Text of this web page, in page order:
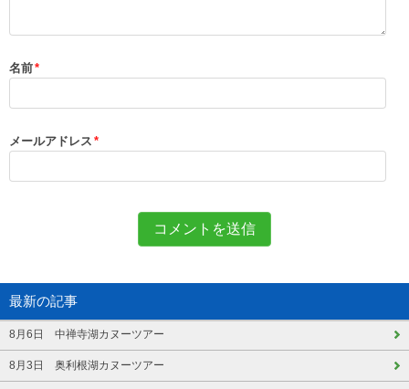
名前*
メールアドレス *
最新の記事
8月6日 中禅寺湖カヌーツアー
8月3日 奥利根湖カヌーツアー